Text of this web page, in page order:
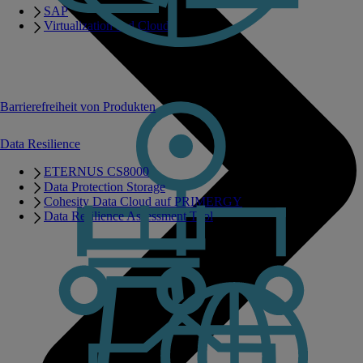
SAP
Virtualization and Cloud
Data Resilience
ETERNUS CS8000
Data Protection Storage
Cohesity Data Cloud auf PRIMERGY
Data Resilience Assessment Tool
Barrierefreiheit von Produkten